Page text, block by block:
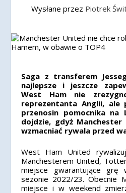
Wysłane przez Piotrek
Saga z transferem
najlepsze i jeszcze
West Ham nie
reprezentanta Anglii, ale
przenosin pomocnika na
dojdzie, gdyż
wzmacniać rywala przed
West Ham United
Manchesterem United,
miejsce gwarantujące
sezonie 2022/23. Obecnie
miejsce i w weekend